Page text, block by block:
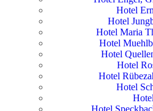
Hotel
Hotel
Hotel Maria
Hotel
Hotel
Hotel
Hotel
Hotel
Hotel